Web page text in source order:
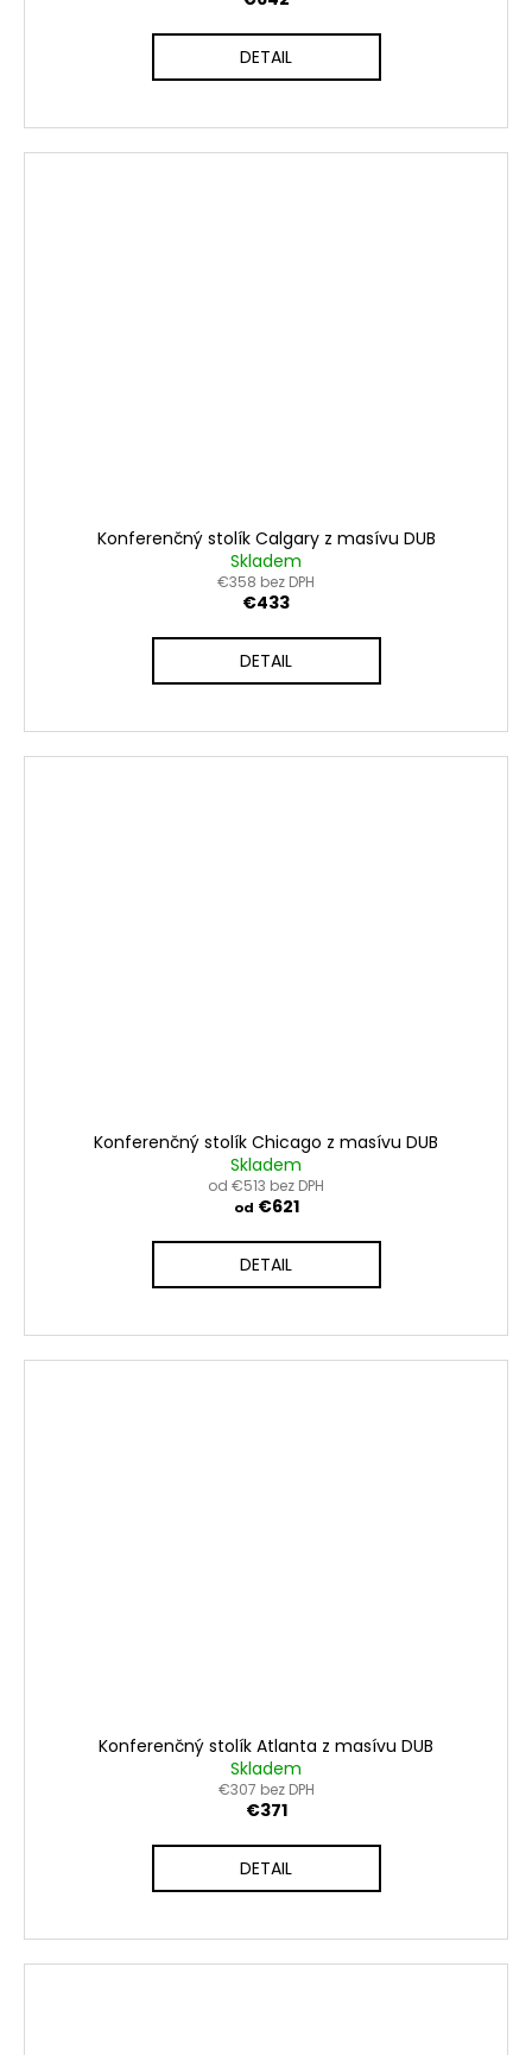
DETAIL
Konferenčný stolík Calgary z masívu DUB
Skladem
€358 bez DPH
€433
DETAIL
Konferenčný stolík Chicago z masívu DUB
Skladem
od €513 bez DPH
od €621
DETAIL
Konferenčný stolík Atlanta z masívu DUB
Skladem
€307 bez DPH
€371
DETAIL